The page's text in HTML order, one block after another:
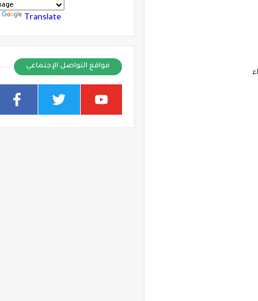
Translate
مواقع التواصل الإجتماعي